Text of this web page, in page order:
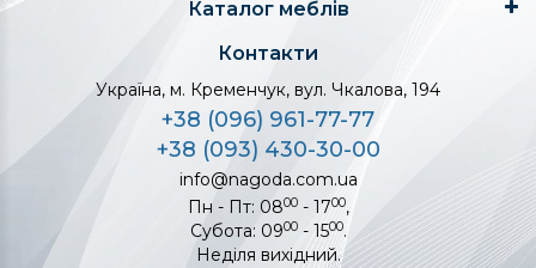
Каталог меблів
Контакти
Україна, м. Кременчук, вул. Чкалова, 194
+38 (096) 961-77-77
+38 (093) 430-30-00
info@nagoda.com.ua
Пн - Пт: 0800- 1700,
Субота: 0900- 1500.
Неділя вихідний.